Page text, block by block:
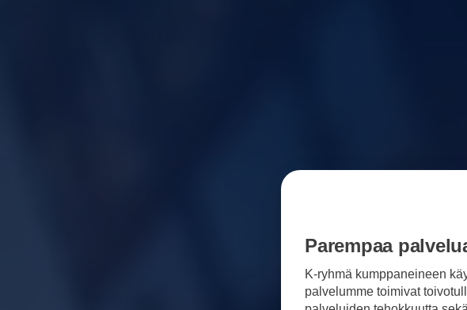
Parempaa
K-ryhmä kumppaneineen
palvelumme toimivat